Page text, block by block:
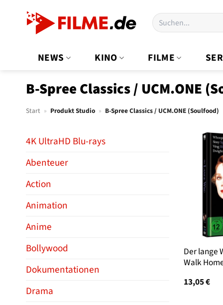
Suchen
nach:
NEWS KINO FILME
B-Spree Classics / UCM.ONE
Start » Produkt Studio » B-Spree Classics / UCM.ONE (Soulfood)
4K UltraHD Blu-rays
Abenteuer
Action
Animation
Anime
Bollywood
Dokumentationen
Drama
Der lange
Walk
13,05€